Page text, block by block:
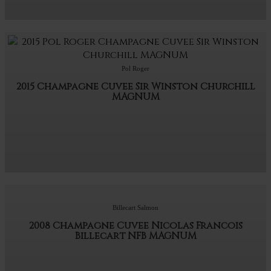
Pol Roger
2015 Champagne Cuvee Sir Winston Churchill
MAGNUM
Billecart Salmon
2008 Champagne Cuvee Nicolas Francois
Billecart NFB MAGNUM